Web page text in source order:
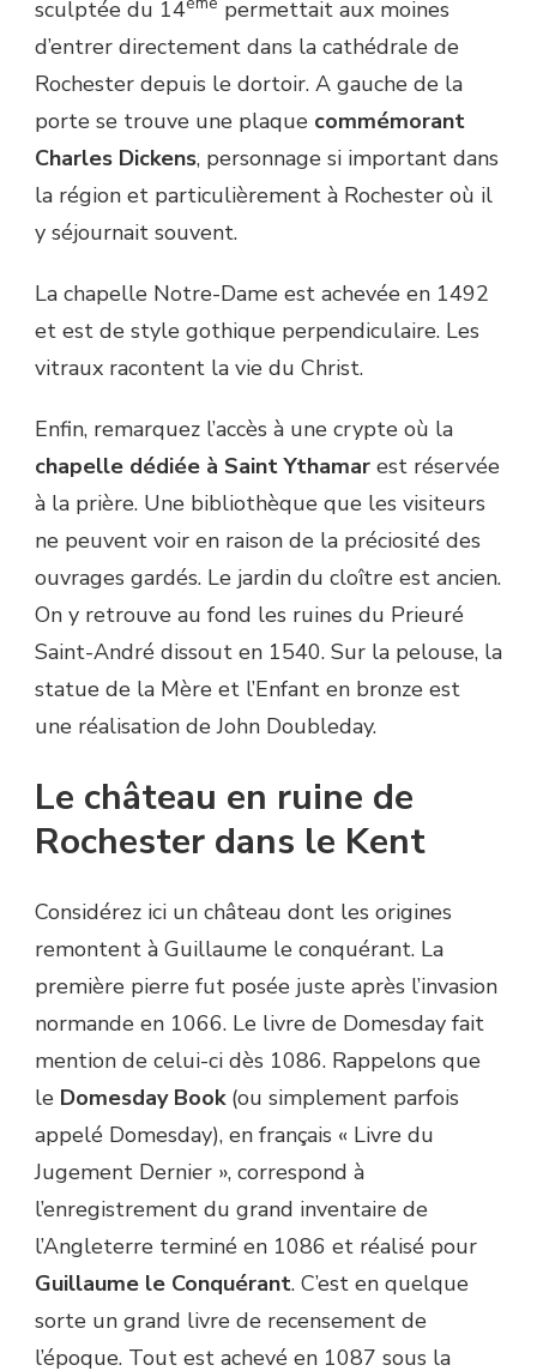
sculptée du 14
permettait aux moines
d’entrer directement dans la cathédrale de
Rochester depuis le dortoir. A gauche de la
porte se trouve une plaque commémorant
Charles Dickens, personnage si important dans
la région et particulièrement à Rochester où il
y séjournait souvent.
La chapelle Notre-Dame est achevée en 1492
et est de style gothique perpendiculaire. Les
vitraux racontent la vie du Christ.
Enfin, remarquez l’accès à une crypte où la
chapelle dédiée à Saint Ythamar est réservée
à la prière. Une bibliothèque que les visiteurs
ne peuvent voir en raison de la préciosité des
ouvrages gardés. Le jardin du cloître est ancien.
On y retrouve au fond les ruines du Prieuré
Saint-André dissout en 1540. Sur la pelouse, la
statue de la Mère et l’Enfant en bronze est
une réalisation de John Doubleday.
Le château en ruine de
Rochester dans le Kent
Considérez ici un château dont les origines
remontent à Guillaume le conquérant. La
première pierre fut posée juste après l’invasion
normande en 1066. Le livre de Domesday fait
mention de celui-ci dès 1086. Rappelons que
le Domesday Book(ou simplement parfois
appelé Domesday), en français « Livre du
Jugement Dernier », correspond à
l’enregistrement du grand inventaire de
l’Angleterre terminé en 1086 et réalisé pour
Guillaume le Conquérant. C’est en quelque
sorte un grand livre de recensement de
l’époque. Tout est achevé en 1087 sous la